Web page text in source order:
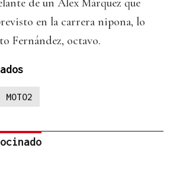
de un Alex Márquez que
en la carrera nipona, lo
Fernández, octavo.
MOTO2